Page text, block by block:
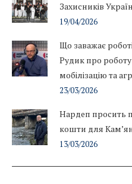
Захисників
19/04/2026
Що заважає
Рудик про
мобілізацію та
23/03/2026
Нардеп просить
кошти для
13/03/2026